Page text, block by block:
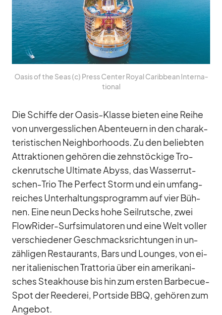
Oa­sis of the Seas (c) Press Cen­ter Royal Ca­rib­bean In­ter­na­
tio­nal
Die Schiffe der Oa­sis-Klasse bie­ten eine Reihe
von un­ver­gess­li­chen Aben­teu­ern in den cha­rak­
te­ris­ti­schen Neigh­bor­hoods. Zu den be­lieb­ten
At­trak­tio­nen ge­hö­ren die zehn­stö­ckige Tro­
cken­rut­sche Ul­ti­mate Abyss, das Was­ser­rut­
schen-Trio The Per­fect Storm und ein um­fang­
rei­ches Un­ter­hal­tungs­pro­gramm auf vier Büh­
nen. Eine neun Decks hohe Seil­rut­sche, zwei
FlowRi­der-Surf­si­mu­la­to­ren und eine Welt vol­ler
ver­schie­de­ner Ge­schmacks­rich­tun­gen in un­
zäh­li­gen Re­stau­rants, Bars und Loun­ges, von ei­
ner ita­lie­ni­schen Trat­to­ria über ein ame­ri­ka­ni­
sches Steak­house bis hin zum ers­ten Bar­be­cue-
Spot der Ree­de­rei, Ports­ide BBQ, ge­hö­ren zum
An­ge­bot.